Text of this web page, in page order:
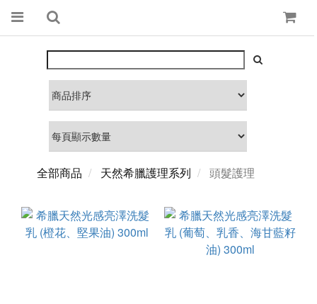
全部商品 天然希臘護理系列 頭髮護理